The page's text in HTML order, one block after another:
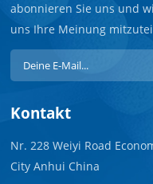
abonnieren Sie uns und
uns Ihre Meinung
Kontakt
Nr. 228 Weiyi Road
City Anhui China